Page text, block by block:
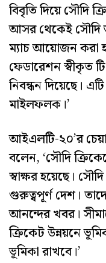
বিবৃতি দিয়ে সৌদি
আসর থেকেই সৌদি
ম্যাচ আয়োজন করা
ফেডারেশন
নিবন্ধন দিয়েছে।
মাইলফলক।’
আইএলটি-২০’র
বলেন, ‘সৌদি
স্বাক্ষর হয়েছে।
গুরুত্বপূর্ণ দেশ।
আনন্দের খবর।
ক্রিকেট উন্নয়নে
ভূমিকা রাখবে।’